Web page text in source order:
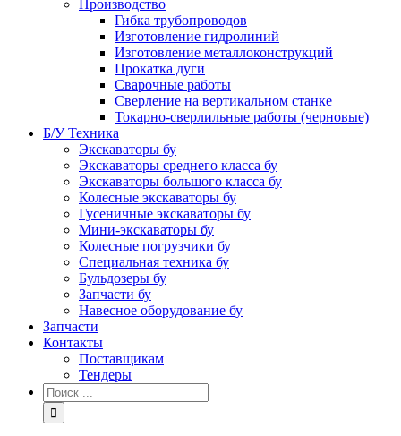
Производство
Гибка трубопроводов
Изготовление гидролиний
Изготовление металлоконструкций
Прокатка дуги
Сварочные работы
Сверление на вертикальном станке
Токарно-сверлильные работы (черновые)
Б/У Техника
Экскаваторы бу
Экскаваторы среднего класса бу
Экскаваторы большого класса бу
Колесные экскаваторы бу
Гусеничные экскаваторы бу
Мини-экскаваторы бу
Колесные погрузчики бу
Специальная техника бу
Бульдозеры бу
Запчасти бу
Навесное оборудование бу
Запчасти
Контакты
Поставщикам
Тендеры
Результат
поиска: